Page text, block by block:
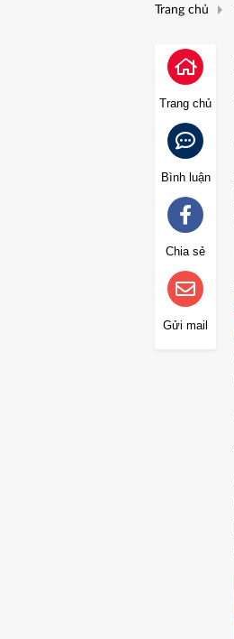
Trang chủ
Trang chủ
Bình luận
Chia sẻ
Gửi mail